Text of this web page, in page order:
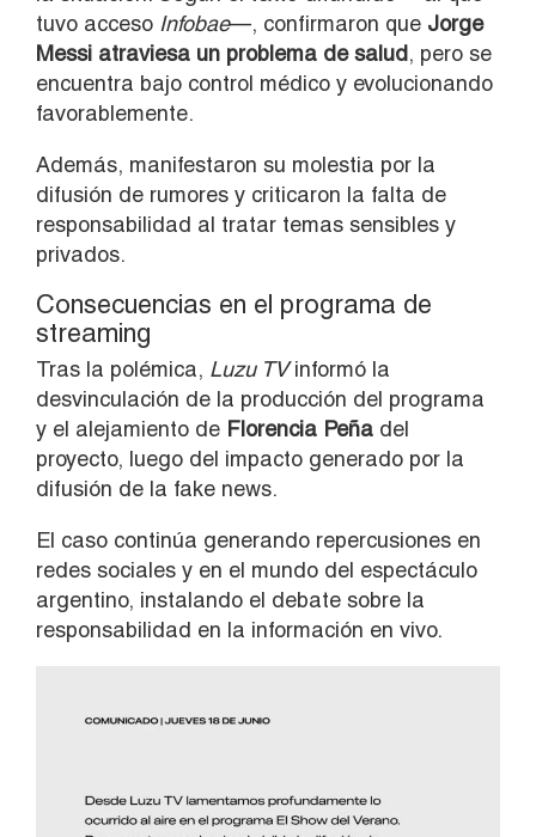
tuvo acceso Infobae—, confirmaron que Jorge
Messi atraviesa un problema de salud, pero se
encuentra bajo control médico y evolucionando
favorablemente.
Además, manifestaron su molestia por la
difusión de rumores y criticaron la falta de
responsabilidad al tratar temas sensibles y
privados.
Consecuencias en el programa de
streaming
Tras la polémica, Luzu TVinformó la
desvinculación de la producción del programa
y el alejamiento de Florencia Peña del
proyecto, luego del impacto generado por la
difusión de la fake news.
El caso continúa generando repercusiones en
redes sociales y en el mundo del espectáculo
argentino, instalando el debate sobre la
responsabilidad en la información en vivo.